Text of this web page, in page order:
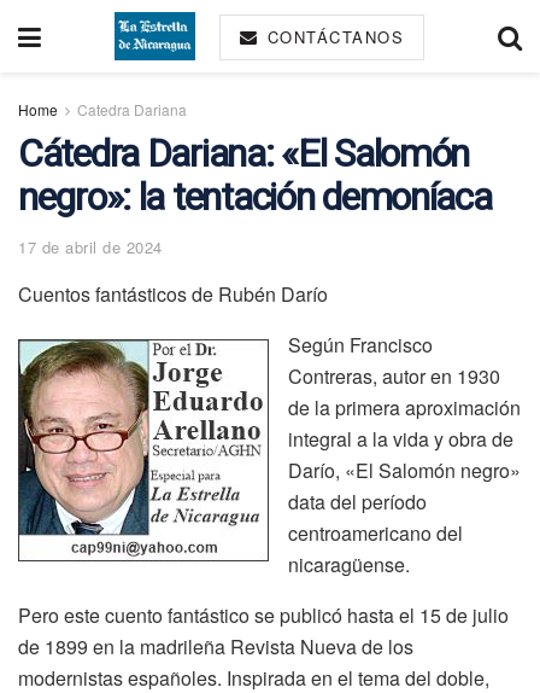
CONTÁCTANOS
Home Catedra Dariana
Cátedra Dariana: «El Salomón
negro»: la tentación demoníaca
17 de abril de 2024
Cuentos fantásticos de Rubén Darío
Según Francisco
Contreras, autor en 1930
de la primera aproximación
integral a la vida y obra de
Darío, «El Salomón negro»
data del período
centroamericano del
nicaragüense.
Pero este cuento fantástico se publicó hasta el 15 de julio
de 1899 en la madrileña Revista Nueva de los
modernistas españoles. Inspirada en el tema del doble,